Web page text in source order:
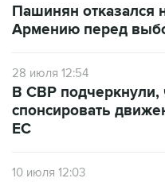
Пашинян отказался
Армению перед
28 июля 12:54
В СВР подчеркнули,
спонсировать
ЕС
10 июля 12:03